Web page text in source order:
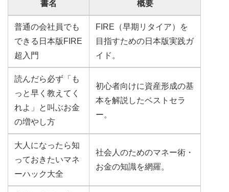
書名 概要
普通の会社員でも
できる日本版FIRE
超入門
FIRE（早期リタイア）を
目指すための日本版実践ガ
イド。
読んだら必ず「も
っと早く教えてく
れよ」と叫ぶお金
の増やし方
初心者向けに資産形成の基
本を解説したベストセラ
ー。
大人になったら知
っておきたいマネ
ーハック大全
社会人のためのマネー術・
お金の知識を網羅。